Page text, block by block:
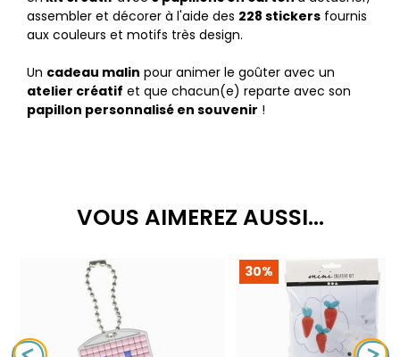
assembler et décorer à l'aide des 228 stickers fournis
aux couleurs et motifs très design.
Un cadeau malin pour animer le goûter avec un
atelier créatif et que chacun(e) reparte avec son
papillon personnalisé en souvenir !
VOUS AIMEREZ AUSSI...
30%